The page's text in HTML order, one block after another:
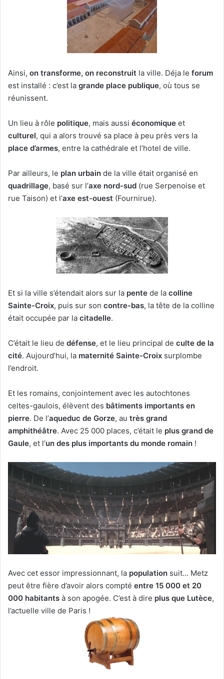
Ainsi, on transforme, on reconstruit la ville. Déja le forum
est installé : c’est la grande place publique, où tous se
réunissent.
Un lieu à rôle politique, mais aussi économique et
culturel, qui a alors trouvé sa place à peu près vers la
place d’armes, entre la cathédrale et l’hotel de ville.
Par ailleurs, le plan urbain de la ville était organisé en
quadrillage, basé sur l’axe nord-sud (rue Serpenoise et
rue Taison) et l’axe est-ouest (Fournirue).
Et si la ville s’étendait alors sur la pente de la colline
Sainte-Croix, puis sur son contre-bas, la tête de la colline
était occupée par la citadelle.
C’était le lieu de défense, et le lieu principal de culte de la
cité. Aujourd’hui, la maternité Sainte-Croix surplombe
l’endroit.
Et les romains, conjointement avec les autochtones
celtes-gaulois, élèvent des bâtiments importants en
pierre. De l’aqueduc de Gorze, au très grand
amphithéâtre. Avec 25 000 places, c’était le plus grand de
Gaule, et l’un des plus importants du monde romain !
Avec cet essor impressionnant, la population suit… Metz
peut être fière d’avoir alors compté entre 15 000 et 20
000 habitants à son apogée. C’est à dire plus que Lutèce,
l’actuelle ville de Paris !